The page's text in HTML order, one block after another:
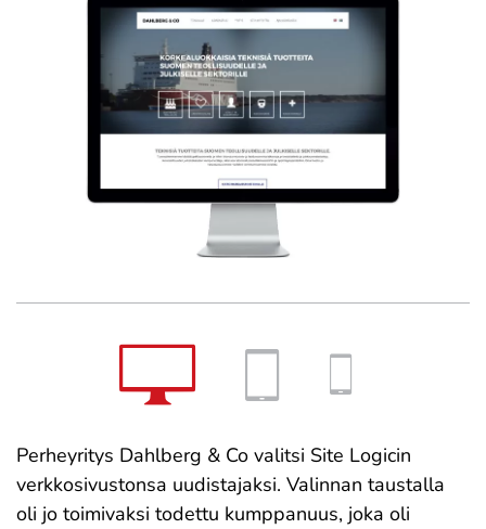
Perheyritys Dahlberg & Co valitsi Site Logicin
verkkosivustonsa uudistajaksi. Valinnan taustalla
oli jo toimivaksi todettu kumppanuus, joka oli